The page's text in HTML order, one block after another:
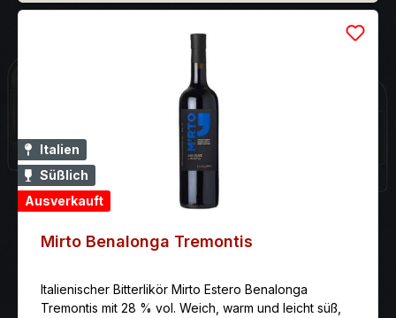
Italien
Süßlich
Ausverkauft
Mirto Benalonga Tremontis
Italienischer Bitterlikör Mirto Estero Benalonga
Tremontis mit 28 % vol. Weich, warm und leicht süß,